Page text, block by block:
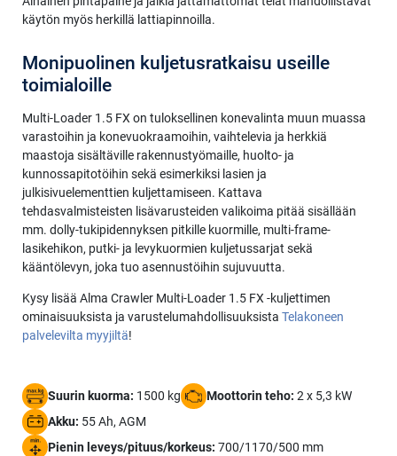
käytön myös herkillä lattiapinnoilla.
Monipuolinen kuljetusratkaisu useille
toimialoille
Multi-Loader 1.5 FX on tuloksellinen konevalinta muun muassa
varastoihin ja konevuokraamoihin, vaihtelevia ja herkkiä
maastoja sisältäville rakennustyömaille, huolto- ja
kunnossapitotöihin sekä esimerkiksi lasien ja
julkisivuelementtien kuljettamiseen. Kattava
tehdasvalmisteisten lisävarusteiden valikoima pitää sisällään
mm. dolly-tukipidennyksen pitkille kuormille, multi-frame-
lasikehikon, putki- ja levykuormien kuljetussarjat sekä
kääntölevyn, joka tuo asennustöihin sujuvuutta.
Kysy lisää Alma Crawler Multi-Loader 1.5 FX -kuljettimen
ominaisuuksista ja varustelumahdollisuuksistaTelakoneen
palvelevilta myyjiltä!
Suurin kuorma: 1500 kg Moottorin teho: 2 x 5,3 kW
Akku: 55 Ah, AGM
Pienin leveys/pituus/korkeus: 700/1170/500 mm